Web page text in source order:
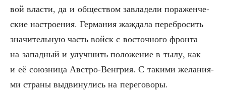
вой вла­сти, да и обще­ством завла­де­ли пора­жен­че­
ские настро­е­ния. Гер­ма­ния жаж­да­ла пере­бро­сить
зна­чи­тель­ную часть войск с восточ­но­го фрон­та
на запад­ный и улуч­шить поло­же­ние в тылу, как
и её союз­ни­ца Авст­ро-Вен­грия. С таки­ми жела­ни­я­
ми стра­ны выдви­ну­лись на переговоры.